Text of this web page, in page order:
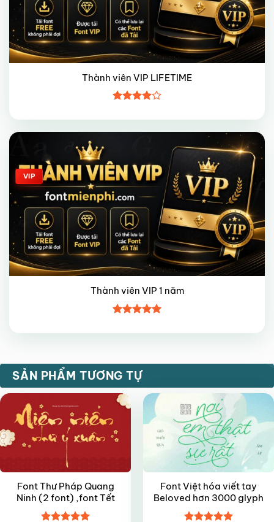
Thành viên VIP LIFETIME
xếp hạng
Giảm giá!
VIP
Thành viên VIP 1 năm
hạng55
SẢN PHẨM TƯƠNG TỰ
FREE
Font Thư Pháp Quang
Ninh (2 font) ,font Tết
Font Việt hóa viết tay
Beloved hơn 3000 glyph